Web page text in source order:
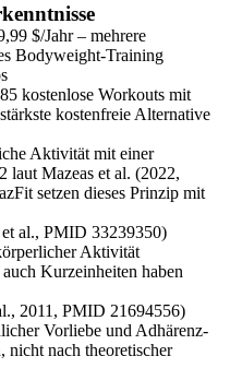
$/Jahr – mehrere
Bodyweight-Training
kostenlose Workouts mit
kostenfreie Alternative
Aktivität mit einer
laut Mazeas et al. (2022,
setzen dieses Prinzip mit
al., PMID 33239350)
Aktivität
Kurzeinheiten haben
2011, PMID 21694556)
Vorliebe und Adhärenz-
nicht nach theoretischer